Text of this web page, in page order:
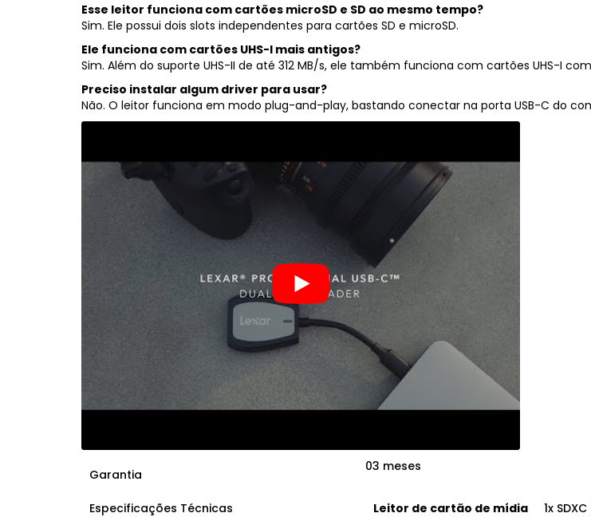
Garantia
03 meses
Especificações Técnicas Leitor de cartão de mídia
1x
Esse leitor funciona com cartões microSD e SD ao mesmo tempo?
Sim. Ele possui dois slots independentes para cartões SD e microSD.
Ele funciona com cartões UHS-I mais antigos?
Sim. Além do suporte UHS-II de até 312 MB/s, ele também funciona com cartões UHS-I com
Preciso instalar algum driver para usar?
Não. O leitor funciona em modo plug-and-play, bastando conectar na porta USB-C do